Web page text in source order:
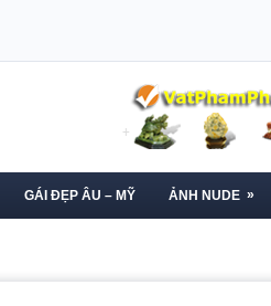
GÁI ĐẸP ÂU – MỸ ẢNH NUDE »